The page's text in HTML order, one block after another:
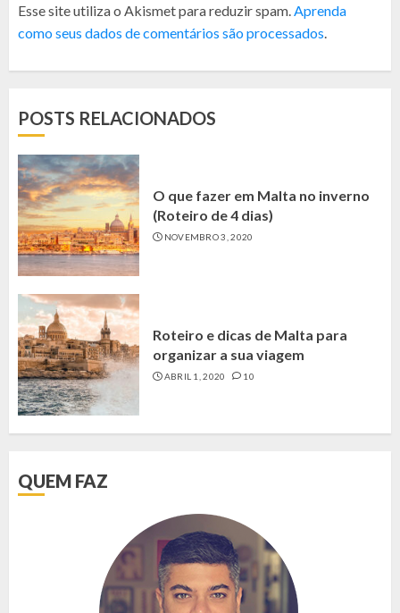
Esse site utiliza o Akismet para reduzir spam.Aprenda
como seus dados de comentários são processados.
POSTS RELACIONADOS
O que fazer em Malta no inverno
(Roteiro de 4 dias)
NOVEMBRO 3, 2020
Roteiro e dicas de Malta para
organizar a sua viagem
ABRIL 1, 2020 10
QUEM FAZ